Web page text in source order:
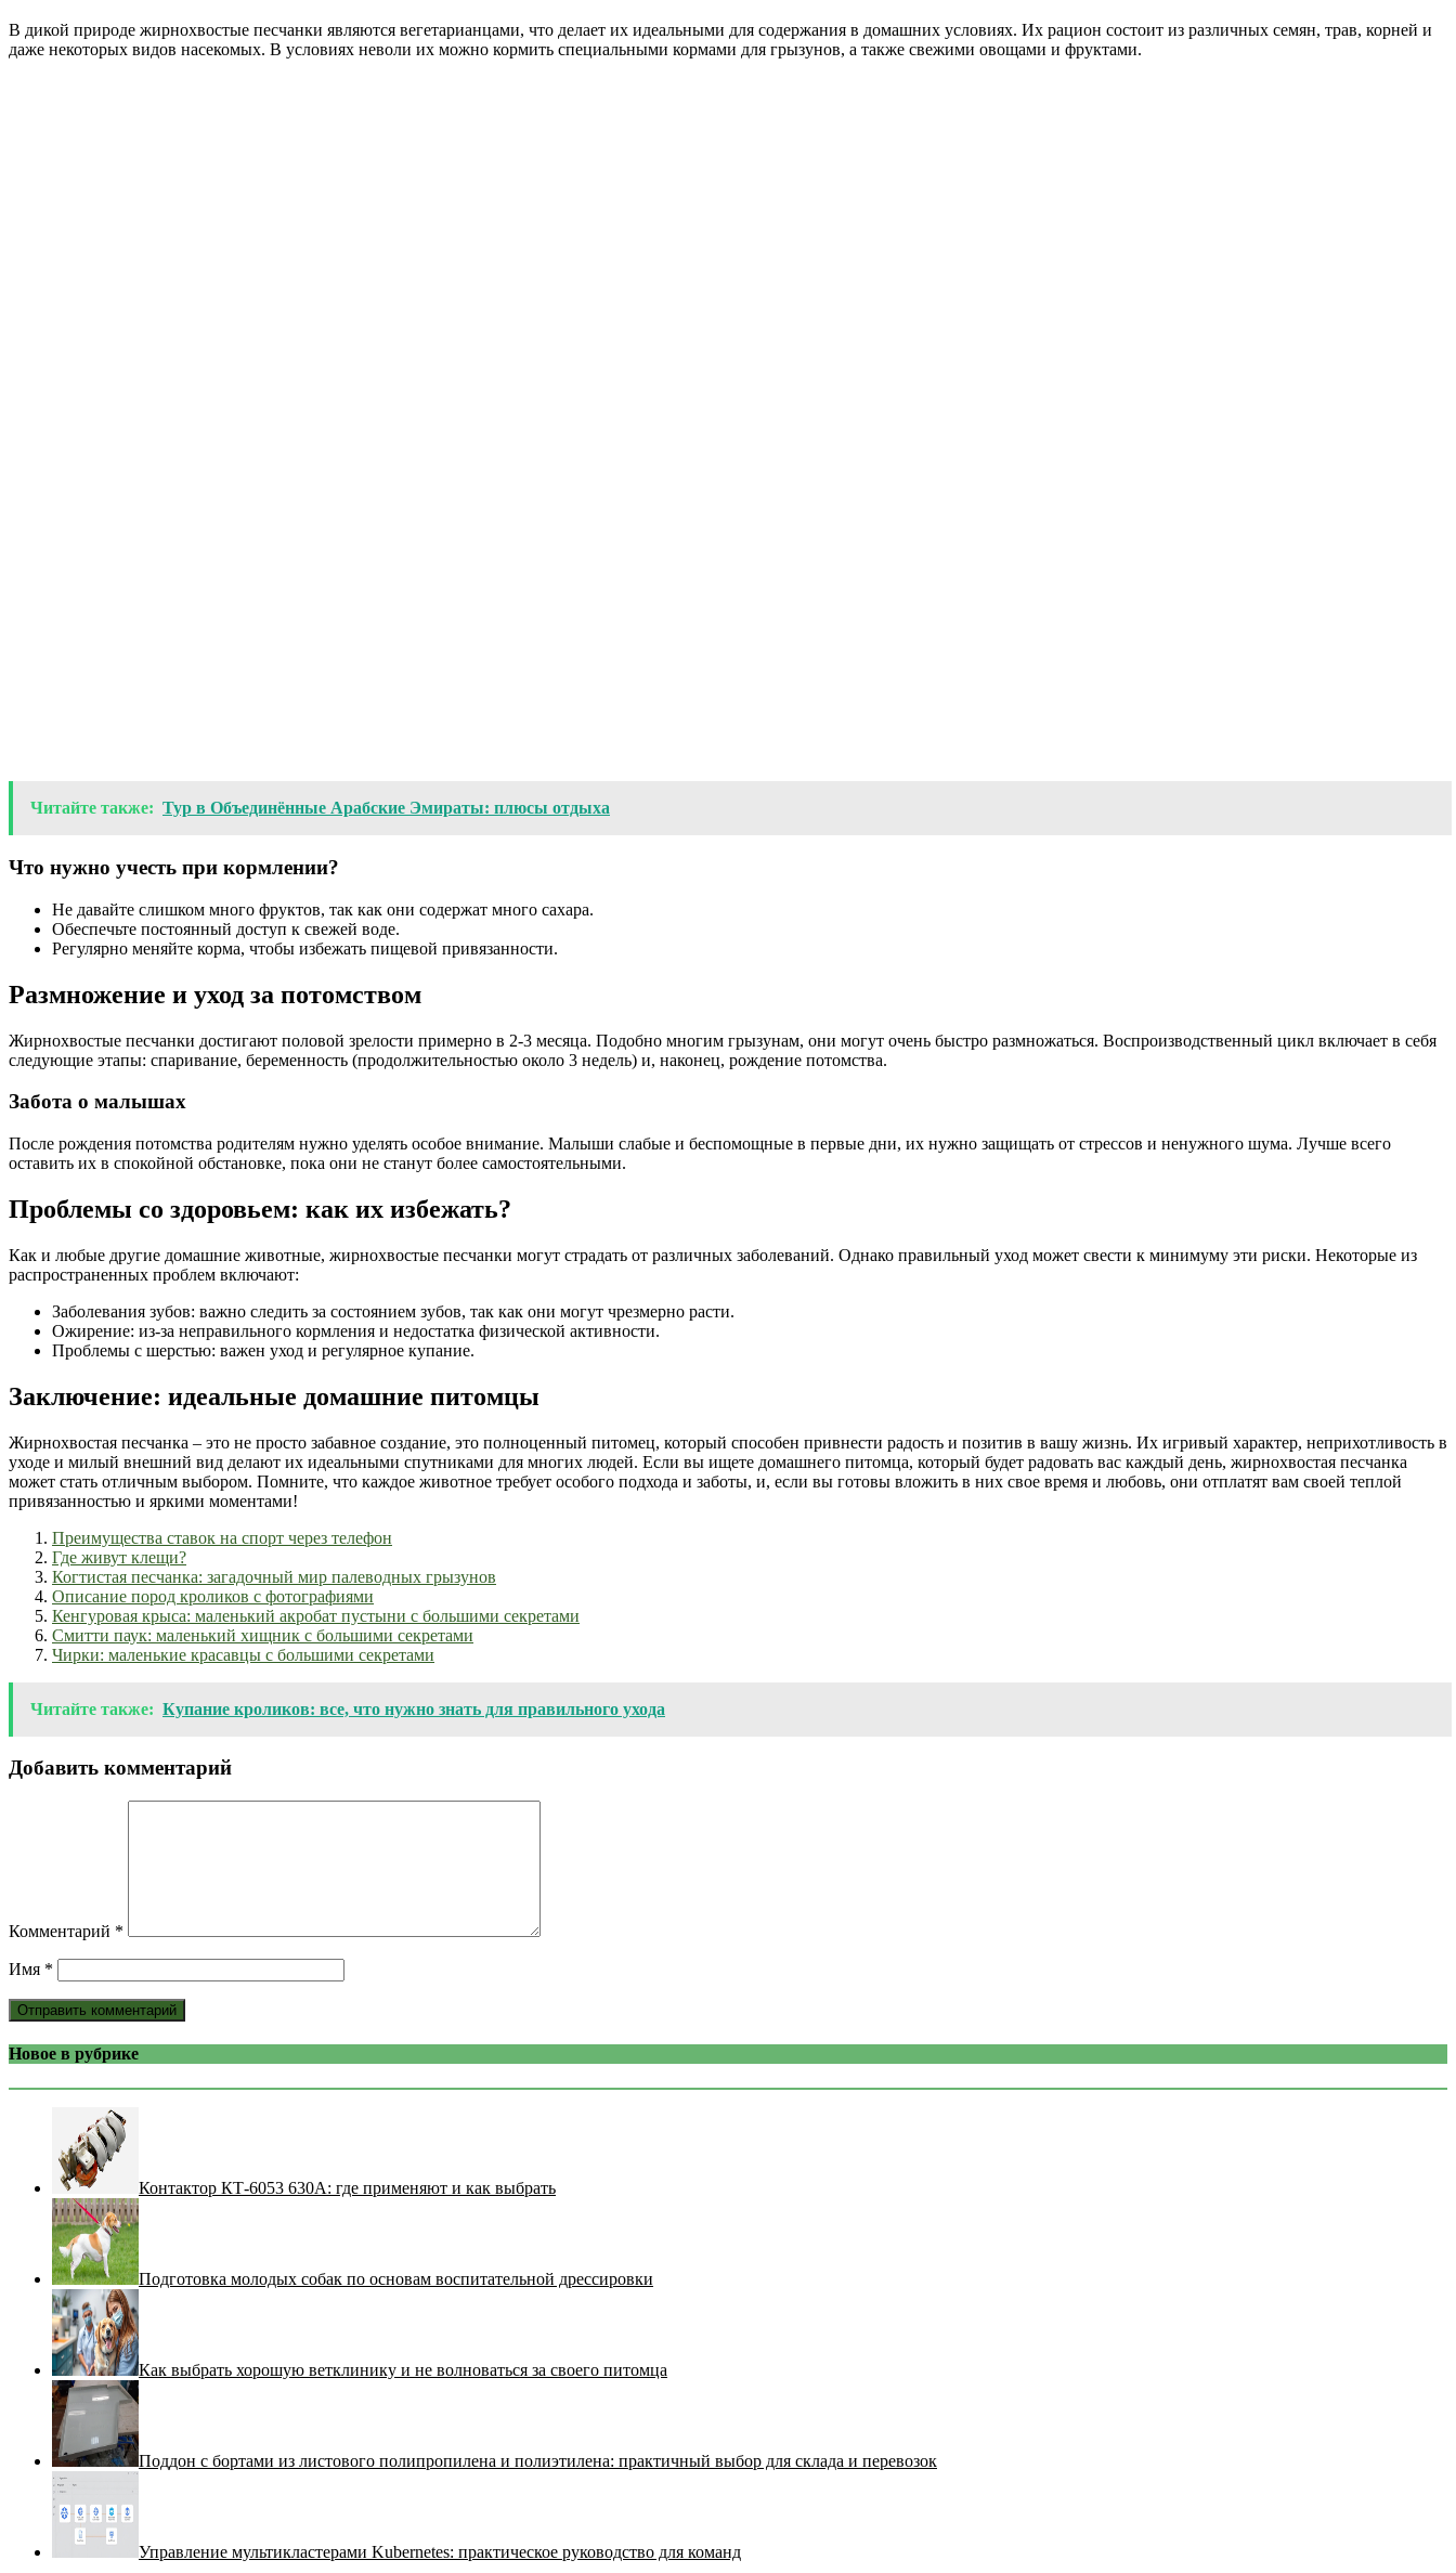
В дикой природе жирнохвостые песчанки являются вегетарианцами, что делает их идеальными для содержания в домашних условиях. Их рацион состоит из различных семян, трав, корней и
даже некоторых видов насекомых. В условиях неволи их можно кормить специальными кормами для грызунов, а также свежими овощами и фруктами.
Читайте также: Тур в Объединённые Арабские Эмираты: плюсы отдыха
Что нужно учесть при кормлении?
Не давайте слишком много фруктов, так как они содержат много сахара.
Обеспечьте постоянный доступ к свежей воде.
Регулярно меняйте корма, чтобы избежать пищевой привязанности.
Размножение и уход за потомством
Жирнохвостые песчанки достигают половой зрелости примерно в 2-3 месяца. Подобно многим грызунам, они могут очень быстро размножаться. Воспроизводственный цикл включает в себя
следующие этапы: спаривание, беременность (продолжительностью около 3 недель) и, наконец, рождение потомства.
Забота о малышах
После рождения потомства родителям нужно уделять особое внимание. Малыши слабые и беспомощные в первые дни, их нужно защищать от стрессов и ненужного шума. Лучше всего
оставить их в спокойной обстановке, пока они не станут более самостоятельными.
Проблемы со здоровьем: как их избежать?
Как и любые другие домашние животные, жирнохвостые песчанки могут страдать от различных заболеваний. Однако правильный уход может свести к минимуму эти риски. Некоторые из
распространенных проблем включают:
Заболевания зубов: важно следить за состоянием зубов, так как они могут чрезмерно расти.
Ожирение: из-за неправильного кормления и недостатка физической активности.
Проблемы с шерстью: важен уход и регулярное купание.
Заключение: идеальные домашние питомцы
Жирнохвостая песчанка – это не просто забавное создание, это полноценный питомец, который способен привнести радость и позитив в вашу жизнь. Их игривый характер, неприхотливость в
уходе и милый внешний вид делают их идеальными спутниками для многих людей. Если вы ищете домашнего питомца, который будет радовать вас каждый день, жирнохвостая песчанка
может стать отличным выбором. Помните, что каждое животное требует особого подхода и заботы, и, если вы готовы вложить в них свое время и любовь, они отплатят вам своей теплой
привязанностью и яркими моментами!
Преимущества ставок на спорт через телефон
Где живут клещи?
Когтистая песчанка: загадочный мир палеводных грызунов
Описание пород кроликов с фотографиями
Кенгуровая крыса: маленький акробат пустыни с большими секретами
Смитти паук: маленький хищник с большими секретами
Чирки: маленькие красавцы с большими секретами
Читайте также: Купание кроликов: все, что нужно знать для правильного ухода
Добавить комментарий
Комментарий *
Имя *
Новое в рубрике
Контактор КТ-6053 630А: где применяют и как выбрать
Подготовка молодых собак по основам воспитательной дрессировки
Как выбрать хорошую ветклинику и не волноваться за своего питомца
Поддон с бортами из листового полипропилена и полиэтилена: практичный выбор для склада и перевозок
Управление мультикластерами Kubernetes: практическое руководство для команд